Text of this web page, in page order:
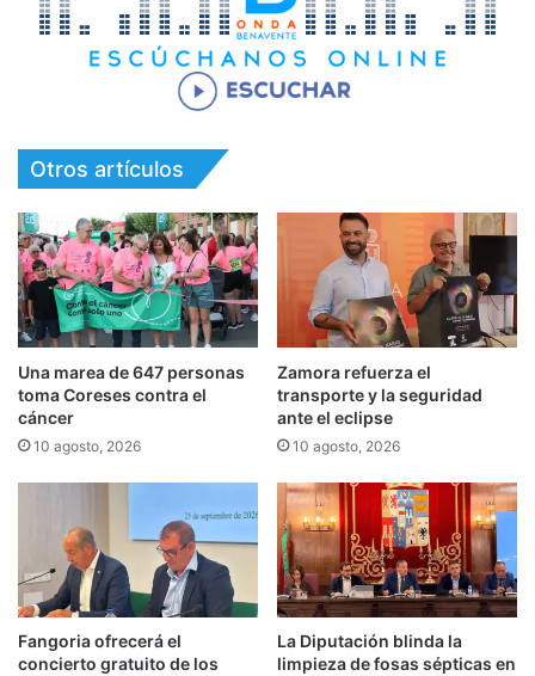
Otros artículos
Una marea de 647 personas
toma Coreses contra el
cáncer
10 agosto, 2026
Zamora refuerza el
transporte y la seguridad
ante el eclipse
10 agosto, 2026
Fangoria ofrecerá el
concierto gratuito de los
La Diputación blinda la
limpieza de fosas sépticas en